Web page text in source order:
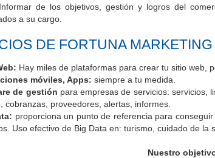
de los objetivos, gestión y logros del
a su cargo.
DE FORTUNA
Hay miles de plataformas para crear tu sitio web,
móviles, Apps: siempre a tu medida.
de gestión para empresas de servicios: servicios,
cobranzas, proveedores, alertas, informes.
proporciona un punto de referencia para
Uso efectivo de Big Data en: turismo, cuidado de
Nuestro